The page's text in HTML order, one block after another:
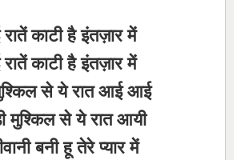
काटी है इंतज़ार में
काटी है इंतज़ार में
से ये रात आई आई
मुश्किल से ये रात आयी
बनी हू तेरे प्यार में